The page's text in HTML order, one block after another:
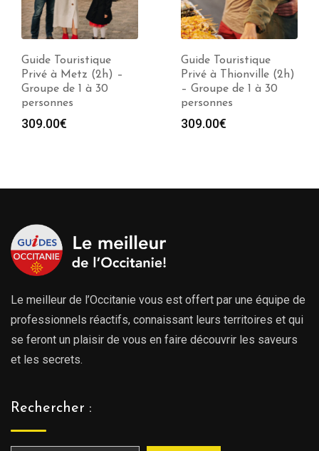
Guide Touristique
Privé à Metz (2h) –
Groupe de 1 à 30
personnes
309.00€
Guide Touristique
Privé à Thionville (2h)
– Groupe de 1 à 30
personnes
309.00€
Le meilleur de l’Occitanie vous est offert par une équipe de
professionnels réactifs, connaissant leurs territoires et qui
se feront un plaisir de vous en faire découvrir les saveurs
et les secrets.
Rechercher :